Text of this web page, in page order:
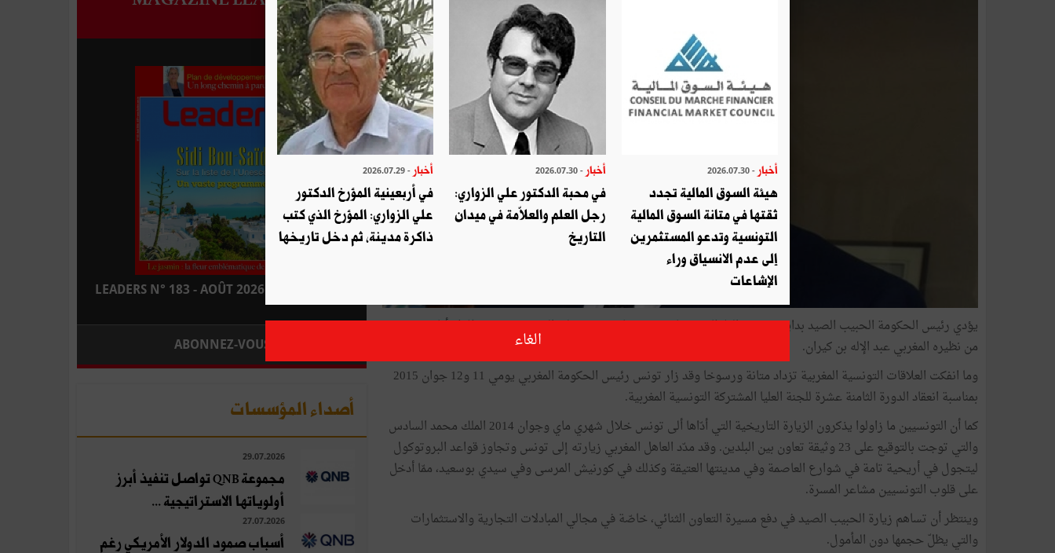
يؤدي رئيس الحكومة الحبيب الصيد بداية من يوم الثلاثاء 10 ماي 2016 زيارة رسمية إلى المغرب تستغرق ثلاثة أيّام، بدعوة
من نظيره المغربي عبد الإله بن كيران.
وما انفكت العلاقات التونسية المغربية تزداد متانة ورسوخا وقد زار تونس رئيس الحكومة المغربي يومي 11 و12 جوان 2015
بمناسبة انعقاد الدورة الثامنة عشرة للجنة العليا المشتركة التونسية المغربية.
كما أن التونسيين ما زاولوا يذكرون الزيارة التاريخية التي أدّاها ألى تونس خلال شهري ماي وجوان 2014 الملك محمد السادس
والتي توجت بالتوقيع على 23 وثيقة تعاون بين البلدين. وقد مدّد العاهل المغربي زيارته إلى تونس وتجاوز قواعد البروتوكول
ليتجول في أريحية تامة في شوارع العاصمة وفي مدينتها العتيقة وكذلك في كورنيش المرسى وفي سيدي بوسعيد، ممّا أدخل
على قلوب التونسيين مشاعر المسرة.
وينتظر أن تساهم زيارة الحبيب الصيد في دفع مسيرة التعاون الثنائي، خاصّة في مجالي المبادلات التجارية والاستثمارات
والتي يظلّ حجمها دون المأمول.
LEADERS N° 183 - AOÛT 2026 : EN KIOSQUE
ABONNEZ-VOUS
أصداء المؤسسات
29.07.2026
مجموعة QNB تواصل تنفيذ أبرز
أولوياتها الاستراتيجية ...
27.07.2026
أسباب صمود الدولار الأمريكي رغم
أخبار - 2026.07.30
هيئة السوق المالية تجدد
ثقتها في متانة السوق المالية
التونسية وتدعو المستثمرين
إلى عدم الانسياق وراء
الإشاعات
أخبار - 2026.07.30
في محبة الدكتور علي الزواري:
رجل العلم والعلاّمة في ميدان
التاريخ
أخبار - 2026.07.29
في أربعينية المؤرخ الدكتور
علي الزواري: المؤرخ الذي كتب
ذاكرة مدينة، ثم دخل تاريخها
الغاء